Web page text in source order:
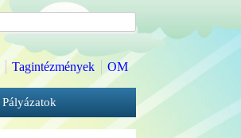
Tagintézmények OM
Pályázatok